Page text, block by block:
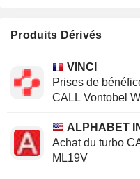
Produits Dérivés
VINCI
Prises de
CALL Vontobel
ALPHABET
Achat du turbo
ML19V